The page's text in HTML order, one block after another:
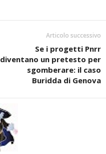
Articolo successivo
Se i progetti Pnrr
diventano un pretesto per
sgomberare: il caso
Buridda di Genova